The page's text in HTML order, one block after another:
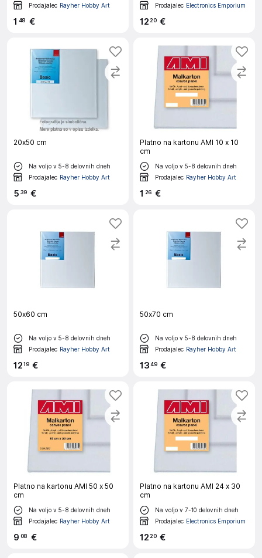
Prodajalec Rayher Hobby Art
1 48 €
Prodajalec Electronics Emporium
12 20 €
20x50 cm
Na voljo v 5-8 delovnih dneh
Prodajalec Rayher Hobby Art
5 39 €
Platno na kartonu AMI 10 x 10
cm
Na voljo v 5-8 delovnih dneh
Prodajalec Rayher Hobby Art
1 26 €
50x60 cm
Na voljo v 5-8 delovnih dneh
Prodajalec Rayher Hobby Art
1219 €
50x70 cm
Na voljo v 5-8 delovnih dneh
Prodajalec Rayher Hobby Art
1349 €
Platno na kartonu AMI 50 x 50
cm
Na voljo v 5-8 delovnih dneh
Prodajalec Rayher Hobby Art
9 08 €
Platno na kartonu AMI 24 x 30
cm
Na voljo v 7-10 delovnih dneh
Prodajalec Electronics Emporium
12 20 €